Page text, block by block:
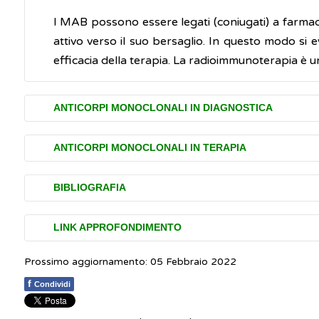
I MAB possono essere legati (coniugati) a
attivo verso il suo bersaglio. In questo modo si
efficacia della terapia. La radioimmunoterapia è
ANTICORPI MONOCLONALI IN DIAGNOSTICA
Gli anticorpi monoclonali possono essere
quantità. Sono quindi utilizzati per individuare
tumorali (markers tumorali).
Gli anticorpi monoclonali possono essere
ANTICORPI MONOCLONALI IN TERAPIA
Gli anticorpi monoclonali utilizzati in terapia
immunosoppressiva
L'anticorpo monoclonale colpisce e interferisce
BIBLIOGRAFIA
Mayo Clinic.Monoclonal antibody drugs for
LINK APPROFONDIMENTO
Medicine Net.Monoclonal Antibodies
Prossimo aggiornamento: 05 Febbraio 2022
f Condividi